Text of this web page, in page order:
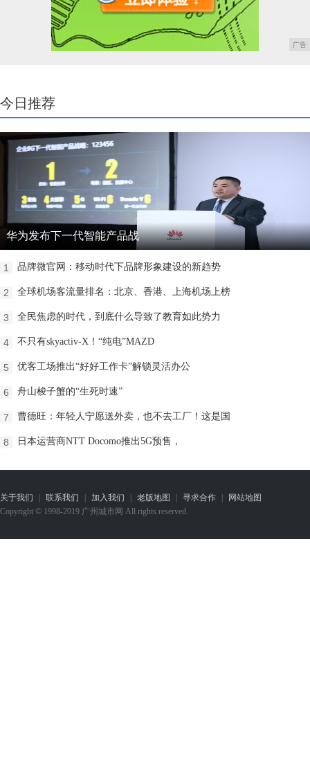
广告
今日推荐
华为发布下一代智能产品战
1 品牌微官网：移动时代下品牌形象建设的新趋势
2 全球机场客流量排名：北京、香港、上海机场上榜
3 全民焦虑的时代，到底什么导致了教育如此势力
4 不只有skyactiv-X！“纯电”MAZD
5 优客工场推出“好好工作卡”解锁灵活办公
6 舟山梭子蟹的“生死时速”
7 曹德旺：年轻人宁愿送外卖，也不去工厂！这是国
8 日本运营商NTT Docomo推出5G预售，
关于我们 | 联系我们 | 加入我们 | 老版地图 | 寻求合作 |
网站地图
Copyright © 1998-2019 广州城市网 All rights reserved.